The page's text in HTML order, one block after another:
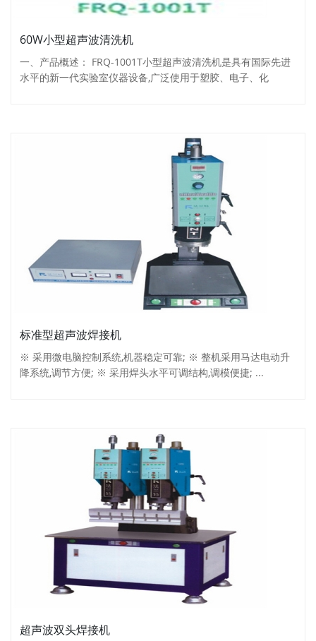
60W小型超声波清洗机
一、产品概述： FRQ-1001T小型超声波清洗机是具有国际先进
水平的新一代实验室仪器设备,广泛使用于塑胶、电子、化
标准型超声波焊接机
※ 采用微电脑控制系统,机器稳定可靠; ※ 整机采用马达电动升
降系统,调节方便; ※ 采用焊头水平可调结构,调模便捷; ...
超声波双头焊接机